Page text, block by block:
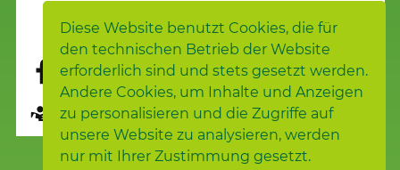
Diese Website benutzt Cookies, die für
den technischen Betrieb der Website
erforderlich sind und stets gesetzt werden.
Andere Cookies, um Inhalte und Anzeigen
zu personalisieren und die Zugriffe auf
unsere Website zu analysieren, werden
nur mit Ihrer Zustimmung gesetzt.
Vorherige … 79 80 81 84 Nächste
Seite übersetzen